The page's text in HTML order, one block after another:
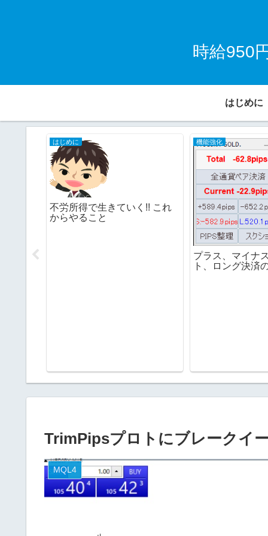
時給950
はじめに
はじめに
不労所得で生きていく!! これ
からやること
機能強化
プラス、マイナ
ト、ロング決済
TrimPipsプロトにブレークイ
MQL4